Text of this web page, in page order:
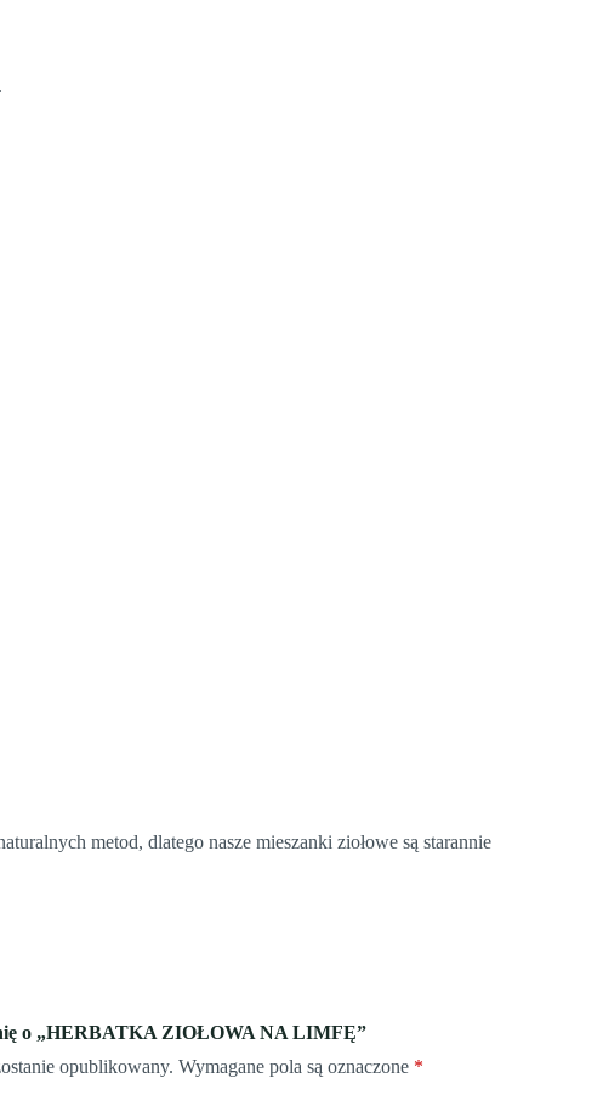
metod, dlatego nasze mieszanki ziołowe są starannie
o „HERBATKA ZIOŁOWA NA LIMFĘ”
opublikowany. Wymagane pola są oznaczone *